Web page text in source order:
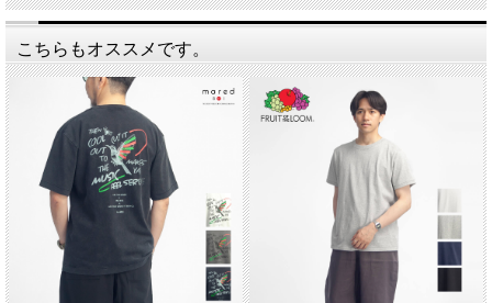
こちらもオススメです。